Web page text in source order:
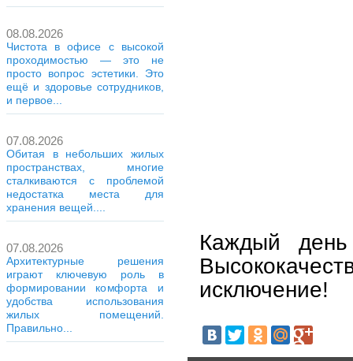
08.08.2026
Чистота в офисе с высокой
проходимостью — это не
просто вопрос эстетики. Это
ещё и здоровье сотрудников,
и первое...
07.08.2026
Обитая в небольших жилых
пространствах, многие
сталкиваются с проблемой
недостатка места для
хранения вещей....
07.08.2026
Архитектурные решения
играют ключевую роль в
формировании комфорта и
удобства использования
жилых помещений.
Правильно...
Каждый
исключение!